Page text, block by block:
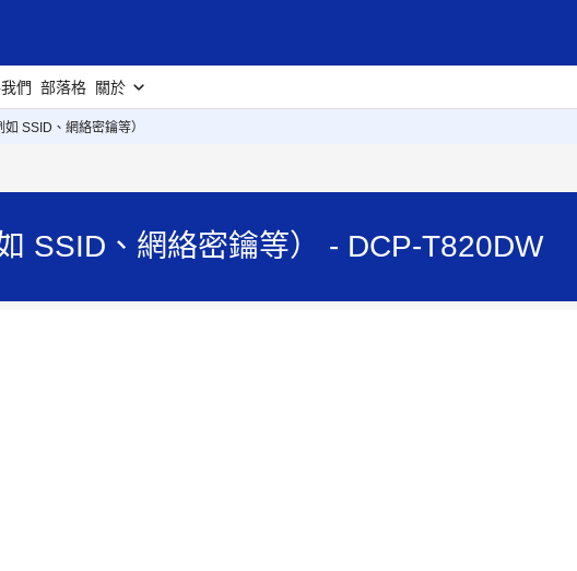
們 部落格 關於
SSID、網絡密鑰等）
SSID、網絡密鑰等） - DCP-T820DW